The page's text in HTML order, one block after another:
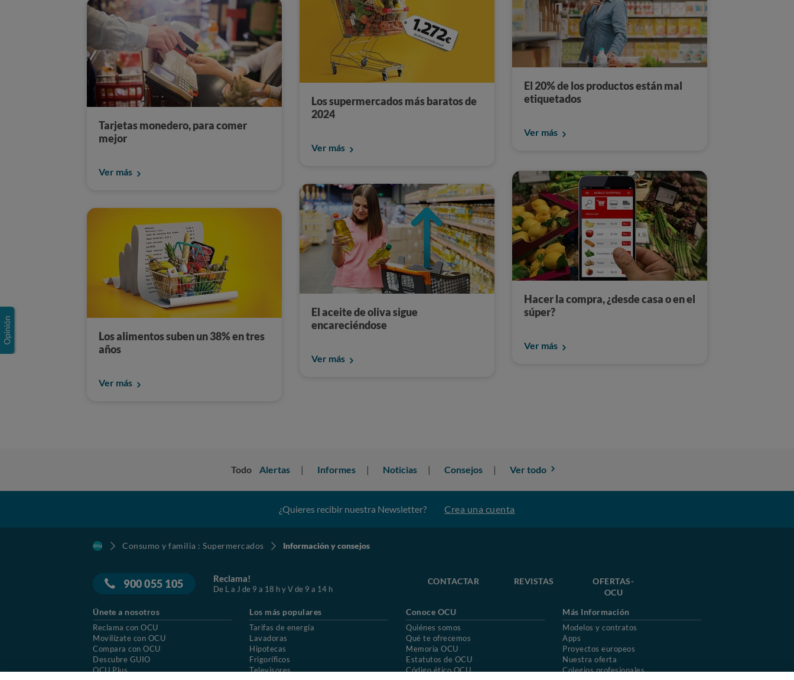
El 20% de los productos están mal
etiquetados
Ver más
Los supermercados más baratos de
2024
Ver más
Tarjetas monedero, para comer
mejor
Ver más
Hacer la compra, ¿desde casa o en el
súper?
Ver más
El aceite de oliva sigue
encareciéndose
Ver más
Los alimentos suben un 38% en tres
años
Ver más
Todo Alertas Informes Noticias Consejos Ver todo
¿Quieres recibir nuestra Newsletter? Crea una cuenta
Consumo y familia : Supermercados Información y consejos
900 055 105 Reclama!
De L a J de 9 a 18 h y V de 9 a 14 h
CONTACTAR REVISTAS
OFERTAS-
OCU
Únete a nosotros
Reclama con OCU
Movilízate con OCU
Compara con OCU
Descubre GUIO
OCU Plus
Los más populares
Tarifas de energía
Lavadoras
Hipotecas
Frigoríficos
Televisores
Conoce OCU
Quiénes somos
Qué te ofrecemos
Memoria OCU
Estatutos de OCU
Código ético OCU
Más Información
Modelos y contratos
Apps
Proyectos europeos
Nuestra oferta
Colegios profesionales